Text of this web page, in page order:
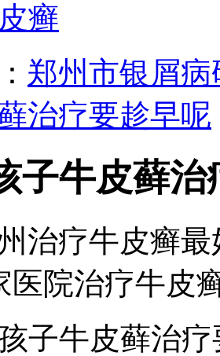
癣
郑州市银屑病
治疗要趁早呢
子牛皮藓治
治疗牛皮癣
医院治疗牛皮
子牛皮藓治疗